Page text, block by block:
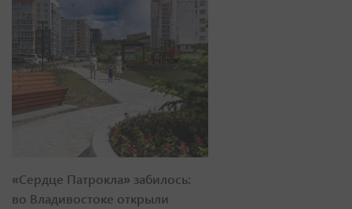
«Сердце Патрокла» забилось:
во Владивостоке открыли